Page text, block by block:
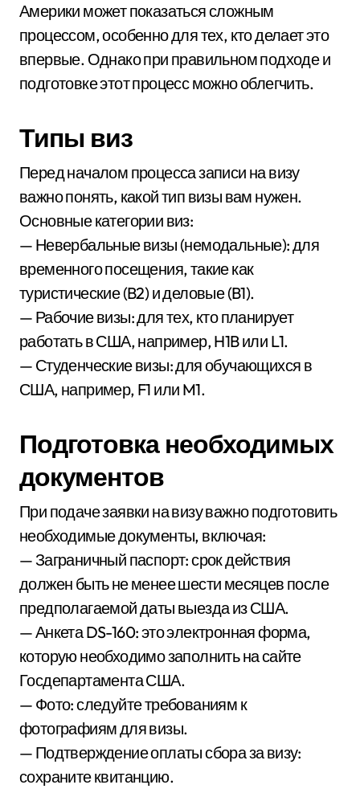
Америки может показаться сложным
процессом, особенно для тех, кто делает это
впервые. Однако при правильном подходе и
подготовке этот процесс можно облегчить.
Типы виз
Перед началом процесса записи на визу
важно понять, какой тип визы вам нужен.
Основные категории виз:
— Невербальные визы (немодальные): для
временного посещения, такие как
туристические (B2) и деловые (B1).
— Рабочие визы: для тех, кто планирует
работать в США, например, H1B или L1.
— Студенческие визы: для обучающихся в
США, например, F1 или M1.
Подготовка необходимых
документов
При подаче заявки на визу важно подготовить
необходимые документы, включая:
— Заграничный паспорт: срок действия
должен быть не менее шести месяцев после
предполагаемой даты выезда из США.
— Анкета DS-160: это электронная форма,
которую необходимо заполнить на сайте
Госдепартамента США.
— Фото: следуйте требованиям к
фотографиям для визы.
— Подтверждение оплаты сбора за визу:
сохраните квитанцию.